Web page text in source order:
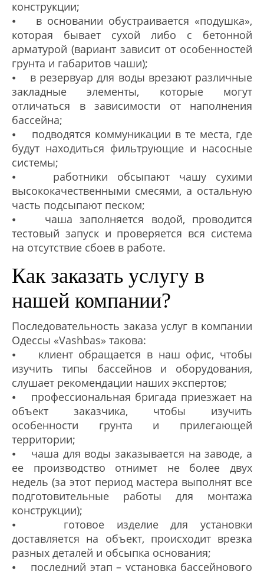
конструкции;
⦁ в основании обустраивается «подушка»,
которая бывает сухой либо с бетонной
арматурой (вариант зависит от особенностей
грунта и габаритов чаши);
⦁ в резервуар для воды врезают различные
закладные элементы, которые могут
отличаться в зависимости от наполнения
бассейна;
⦁ подводятся коммуникации в те места, где
будут находиться фильтрующие и насосные
системы;
⦁ работники обсыпают чашу сухими
высококачественными смесями, а остальную
часть подсыпают песком;
⦁ чаша заполняется водой, проводится
тестовый запуск и проверяется вся система
на отсутствие сбоев в работе.
Как заказать услугу в
нашей компании?
Последовательность заказа услуг в компании
Одессы «Vashbas» такова:
⦁ клиент обращается в наш офис, чтобы
изучить типы бассейнов и оборудования,
слушает рекомендации наших экспертов;
⦁ профессиональная бригада приезжает на
объект заказчика, чтобы изучить
особенности грунта и прилегающей
территории;
⦁ чаша для воды заказывается на заводе, а
ее производство отнимет не более двух
недель (за этот период мастера выполнят все
подготовительные работы для монтажа
конструкции);
⦁ готовое изделие для установки
доставляется на объект, происходит врезка
разных деталей и обсыпка основания;
⦁ последний этап – установка бассейнового